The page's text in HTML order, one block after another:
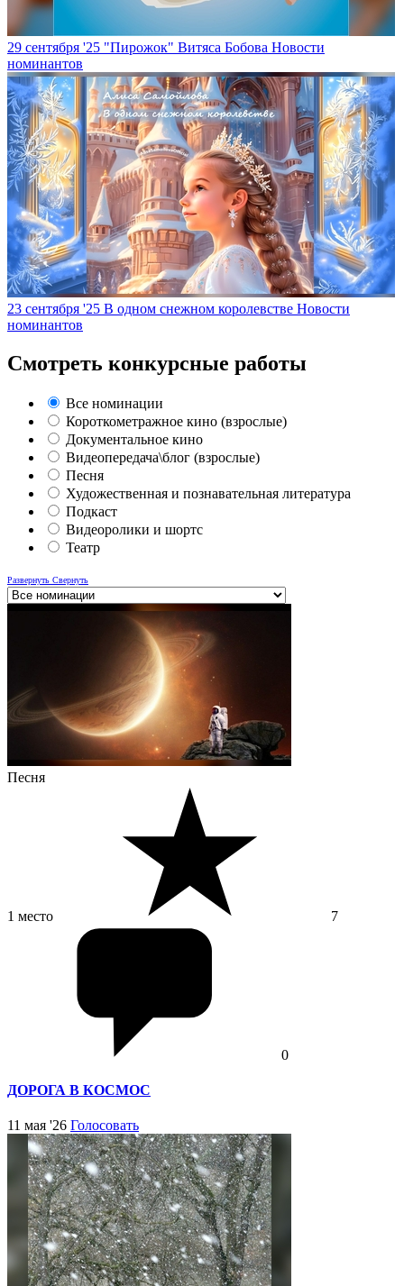
29 сентября '25 "Пирожок" Витяса Бобова Новости
номинантов
23 сентября '25 В одном снежном королевстве Новости
номинантов
Смотреть конкурсные работы
Все номинации
Короткометражное кино (взрослые)
Документальное кино
Видеопередача\блог (взрослые)
Песня
Художественная и познавательная литература
Подкаст
Видеоролики и шортс
Театр
Развернуть Свернуть
Песня
1 место 7
0
ДОРОГА В КОСМОС
11 мая '26 Голосовать